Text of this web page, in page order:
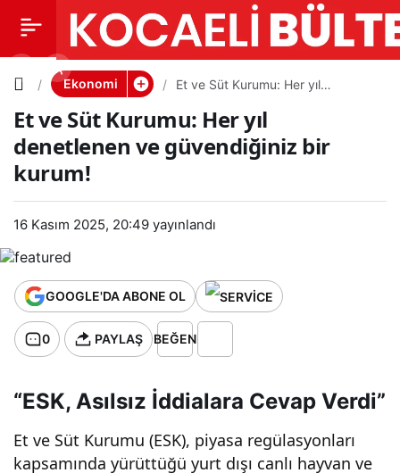
Ekonomi
Et ve Süt Kurumu: Her yıl
kurum!
Et ve Süt Kurumu: Her yıl
denetlenen ve güvendiğiniz bir
kurum!
16 Kasım 2025, 20:49 yayınlandı
GOOGLE'DA ABONE OL
0 PAYLAŞ BEĞEN
“ESK, Asılsız İddialara Cevap Verdi”
Et ve Süt Kurumu (ESK), piyasa regülasyonları
kapsamında yürüttüğü yurt dışı canlı hayvan ve
Et ve Süt
Kurumu:
Her yıl
denetlen
en ve
niz bir
PAYLAŞ